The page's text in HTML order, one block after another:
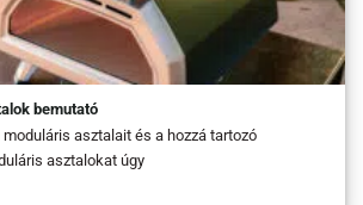
bemutató
asztalait és a hozzá tartozó
asztalokat úgy